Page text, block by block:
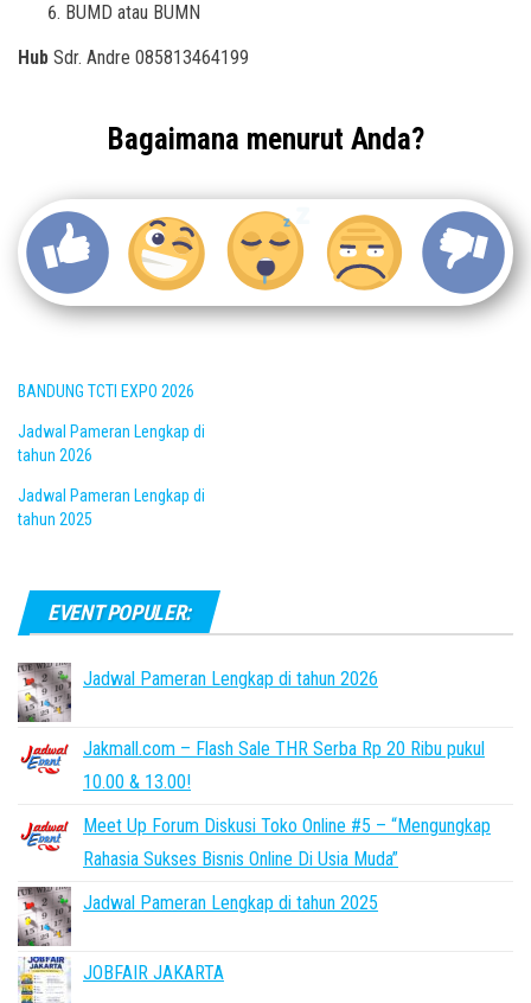
BUMD atau BUMN
Hub Sdr. Andre 085813464199
Bagaimana menurut Anda?
BANDUNG TCTI EXPO 2026
Jadwal Pameran Lengkap di
tahun 2026
Jadwal Pameran Lengkap di
tahun 2025
EVENT POPULER:
Jadwal Pameran Lengkap di tahun 2026
Jakmall.com – Flash Sale THR Serba Rp 20 Ribu pukul
10.00 & 13.00!
Meet Up Forum Diskusi Toko Online #5 – “Mengungkap
Rahasia Sukses Bisnis Online Di Usia Muda”
Jadwal Pameran Lengkap di tahun 2025
JOBFAIR JAKARTA